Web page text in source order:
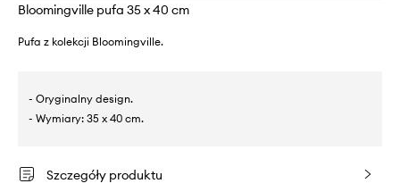
Bloomingville pufa 35 x 40 cm
Pufa z kolekcji Bloomingville.
- Oryginalny design.
- Wymiary: 35 x 40 cm.
Szczegóły produktu